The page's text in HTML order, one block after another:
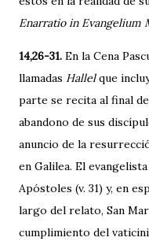
Enarratio in Evangelium
14,26-31. En la Cena
llamadas Hallelque
parte se recita al final
abandono de sus
anuncio de la
en Galilea. El
Apóstoles (v. 31) y, en
largo del relato, San
cumplimiento del